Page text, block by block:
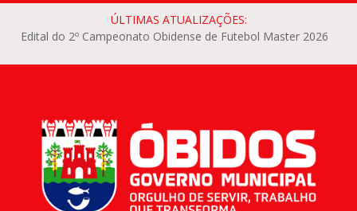
ÚLTIMAS ATUALIZAÇÕES:
Edital do 2º Campeonato Obidense de Futebol Master 2026